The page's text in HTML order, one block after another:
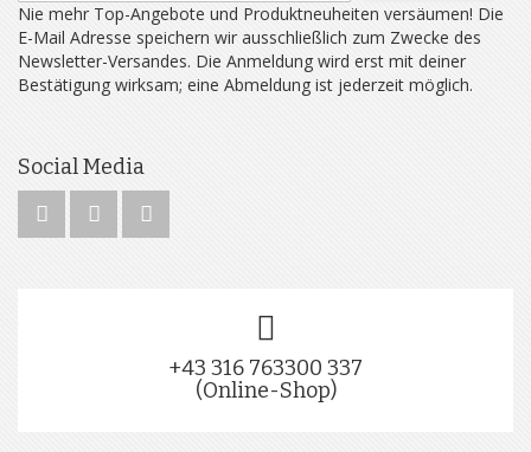
Nie mehr Top-Angebote und Produktneuheiten versäumen! Die
E-Mail Adresse speichern wir ausschließlich zum Zwecke des
Newsletter-Versandes. Die Anmeldung wird erst mit deiner
Bestätigung wirksam; eine Abmeldung ist jederzeit möglich.
Social Media
+43 316 763300 337
(Online-Shop)